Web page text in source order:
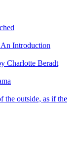
Introduction
Charlotte Beradt
the outside, as if the